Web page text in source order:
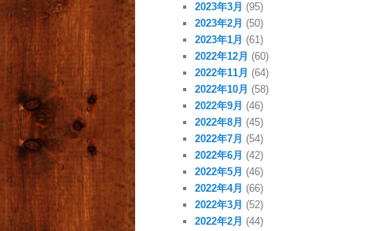
2023年3月 (95)
2023年2月 (50)
2023年1月 (61)
2022年12月 (60)
2022年11月 (64)
2022年10月 (58)
2022年9月 (46)
2022年8月 (45)
2022年7月 (54)
2022年6月 (42)
2022年5月 (46)
2022年4月 (66)
2022年3月 (52)
2022年2月 (44)